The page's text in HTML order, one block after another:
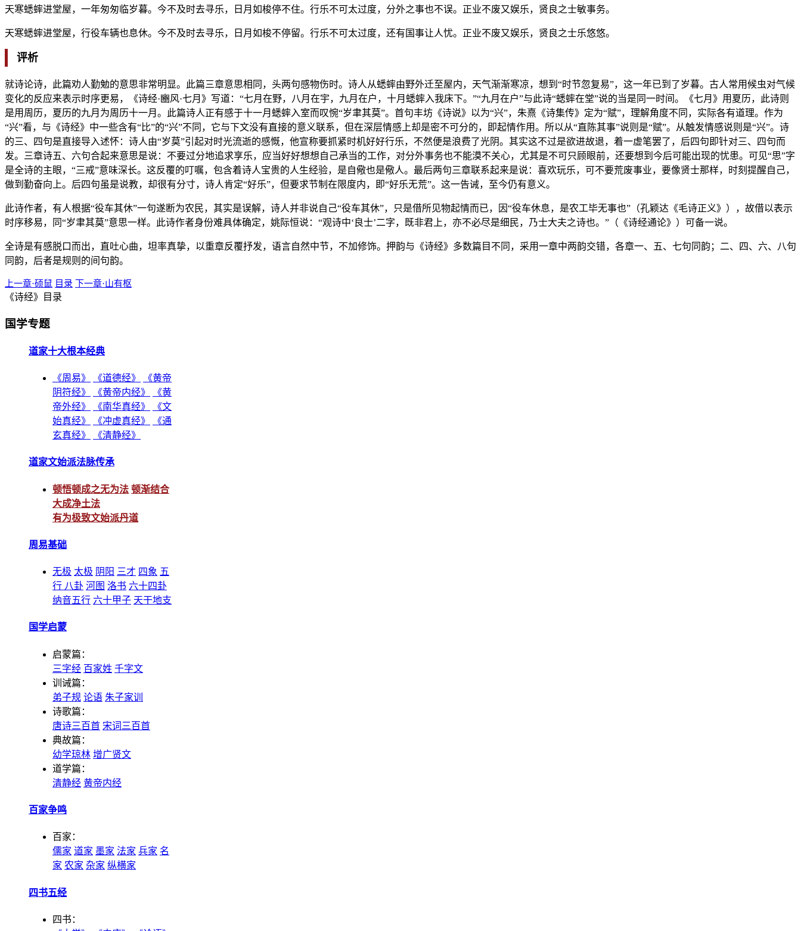
天寒蟋蟀进堂屋，一年匆匆临岁暮。今不及时去寻乐，日月如梭停不住。行乐不可太过度，分外之事也不误。正业不废又娱乐，贤良之士敏事务。
天寒蟋蟀进堂屋，行役车辆也息休。今不及时去寻乐，日月如梭不停留。行乐不可太过度，还有国事让人忧。正业不废又娱乐，贤良之士乐悠悠。
评析
就诗论诗，此篇劝人勤勉的意思非常明显。此篇三章意思相同，头两句感物伤时。诗人从蟋蟀由野外迁至屋内，天气渐渐寒凉，想到“时节忽复易”，这一年已到了岁暮。古人常用候虫对气候
变化的反应来表示时序更易，《诗经·豳风·七月》写道：“七月在野，八月在宇，九月在户，十月蟋蟀入我床下。”“九月在户”与此诗“蟋蟀在堂”说的当是同一时间。《七月》用夏历，此诗则
是用周历，夏历的九月为周历十一月。此篇诗人正有感于十一月蟋蟀入室而叹惋“岁聿其莫”。首句丰坊《诗说》以为“兴”，朱熹《诗集传》定为“赋”，理解角度不同，实际各有道理。作为
“兴”看，与《诗经》中一些含有“比”的“兴”不同，它与下文没有直接的意义联系，但在深层情感上却是密不可分的，即起情作用。所以从“直陈其事”说则是“赋”。从触发情感说则是“兴”。诗
的三、四句是直接导入述怀：诗人由“岁莫”引起对时光流逝的感慨，他宣称要抓紧时机好好行乐，不然便是浪费了光阴。其实这不过是欲进故退，着一虚笔罢了，后四句即针对三、四句而
发。三章诗五、六句合起来意思是说：不要过分地追求享乐，应当好好想想自己承当的工作，对分外事务也不能漠不关心，尤其是不可只顾眼前，还要想到今后可能出现的忧患。可见“思”字
是全诗的主眼，“三戒”意味深长。这反覆的叮嘱，包含着诗人宝贵的人生经验，是自儆也是儆人。最后两句三章联系起来是说：喜欢玩乐，可不要荒废事业，要像贤士那样，时刻提醒自己，
做到勤奋向上。后四句虽是说教，却很有分寸，诗人肯定“好乐”，但要求节制在限度内，即“好乐无荒”。这一告诫，至今仍有意义。
此诗作者，有人根据“役车其休”一句遂断为农民，其实是误解，诗人并非说自己“役车其休”，只是借所见物起情而已，因“役车休息，是农工毕无事也”（孔颖达《毛诗正义》），故借以表示
时序移易，同“岁聿其莫”意思一样。此诗作者身份难具体确定，姚际恒说：“观诗中‘良士’二字，既非君上，亦不必尽是细民，乃士大夫之诗也。”（《诗经通论》）可备一说。
全诗是有感脱口而出，直吐心曲，坦率真挚，以重章反覆抒发，语言自然中节，不加修饰。押韵与《诗经》多数篇目不同，采用一章中两韵交错，各章一、五、七句同韵；二、四、六、八句
同韵，后者是规则的间句韵。
上一章·硕鼠 目录 下一章·山有枢
《诗经》目录
国学专题
道家十大根本经典
《周易》 《道德经》
《黄帝
阴符经》
《黄帝内经》
《黄
帝外经》
《南华真经》
《文
始真经》
《冲虚真经》
《通
玄真经》
《清静经》
道家文始派法脉传承
顿悟顿成之无为法 顿渐结合
大成净土法
有为极致文始派丹道
周易基础
无极 太极 阴阳 三才 四象 五
行 八卦 河图 洛书 六十四卦
纳音五行 六十甲子 天干地支
国学启蒙
启蒙篇：
三字经 百家姓 千字文
训诫篇：
弟子规 论语 朱子家训
诗歌篇：
唐诗三百首 宋词三百首
典故篇：
幼学琼林 增广贤文
道学篇：
清静经 黄帝内经
百家争鸣
百家：
儒家 道家 墨家 法家 兵家 名
家 农家 杂家 纵横家
四书五经
四书：